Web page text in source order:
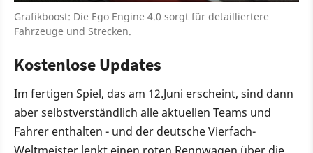
Grafikboost: Die Ego Engine 4.0 sorgt für detailliertere
Fahrzeuge und Strecken.
Kostenlose Updates
Im fertigen Spiel, das am 12.Juni erscheint, sind dann
aber selbstverständlich alle aktuellen Teams und
Fahrer enthalten - und der deutsche Vierfach-